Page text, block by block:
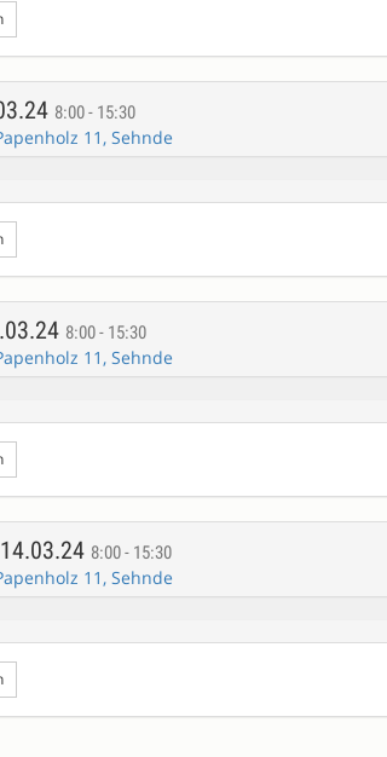
8:00 - 15:30
11, Sehnde
8:00 - 15:30
11, Sehnde
14.03.24 8:00 - 15:30
11, Sehnde